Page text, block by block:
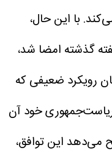
با این حال،
گذشته امضا شد،
رویکرد ضعیفی که
خود آن
می‌دهد این توافق،